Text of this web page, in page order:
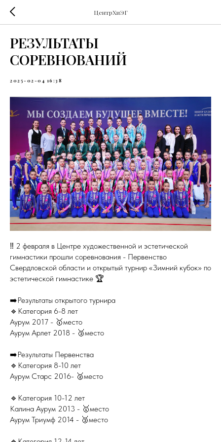
ЦентрХиЭГ
РЕЗУЛЬТАТЫ
СОРЕВНОВАНИЙ
2025-02-04 16:38
‼️ 2 февраля в Центре художественной и эстетической
гимнастики прошли соревнования - Первенство
Свердловской области и открытый турнир «Зимний кубок» по
эстетической гимнастике 🏆
➡️Результаты открытого турнира
🔹Категория 6-8 лет
Аурум 2017 - 🥇место
Аурум Арлет 2018 - 🥉место
➡️Результаты Первенства
🔹Категория 8-10 лет
Аурум Старс 2016- 🥈место
🔹Категория 10-12 лет
Калина Аурум 2013 - 🥇место
Аурум Триумф 2014 - 🥉место